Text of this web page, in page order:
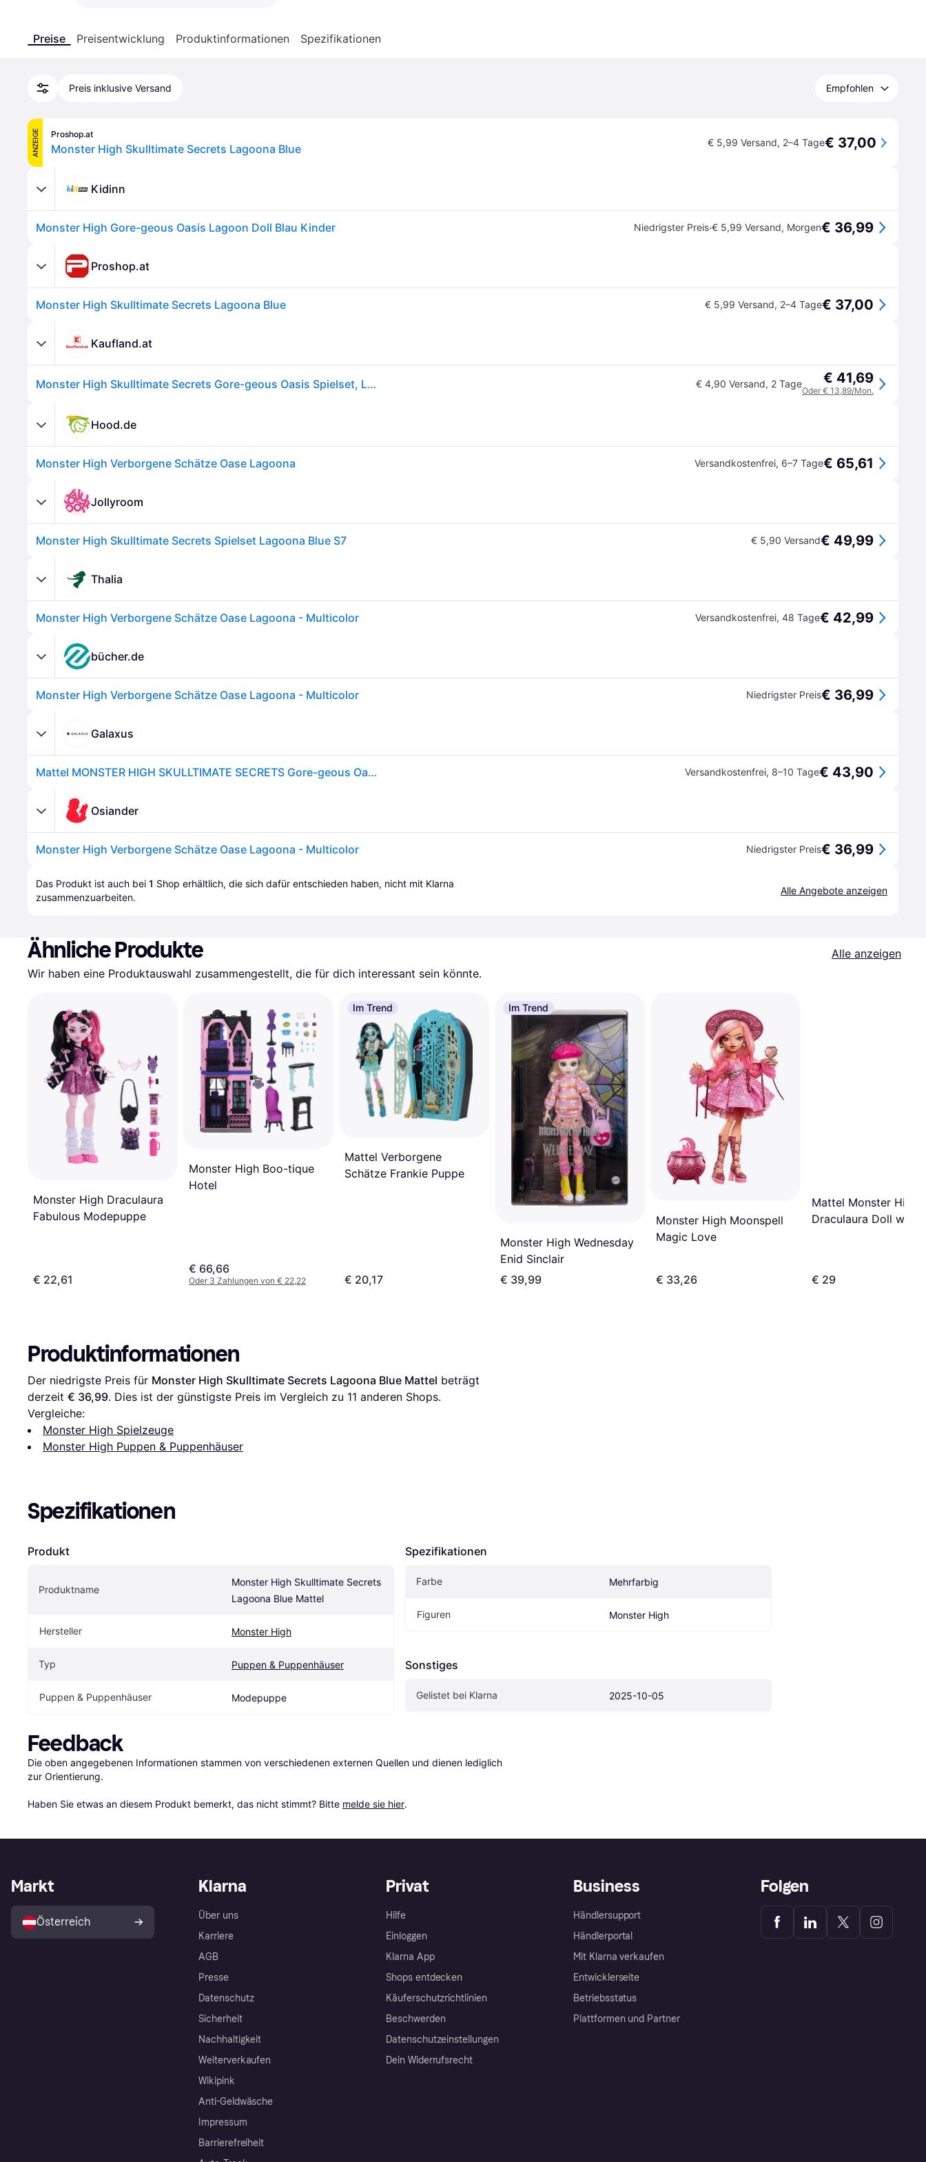
Preise Preisentwicklung Produktinformationen Spezifikationen
Preis inklusive Versand Empfohlen
ANZEIGE Proshop.at
Monster High Skulltimate Secrets Lagoona Blue € 5,99 Versand, 2–4 Tage€ 37,00
Kidinn
Monster High Gore-geous Oasis Lagoon Doll Blau Kinder Niedrigster Preis·€ 5,99 Versand, Morgen€ 36,99
Proshop.at
Monster High Skulltimate Secrets Lagoona Blue € 5,99 Versand, 2–4 Tage€ 37,00
Kaufland.at
Monster High Skulltimate Secrets Gore-geous Oasis Spielset, Lagoona Blue Puppe und Zubehörteile, Modepuppe, Weiblich, 4 Jahr(e), Junge/Mädchen, 320 mm, 700 g € 4,90 Versand, 2 Tage € 41,69
Oder € 13,89/Mon.
Hood.de
Monster High Verborgene Schätze Oase Lagoona Versandkostenfrei, 6–7 Tage€ 65,61
Jollyroom
Monster High Skulltimate Secrets Spielset Lagoona Blue S7 € 5,90 Versand€ 49,99
Thalia
Monster High Verborgene Schätze Oase Lagoona - Multicolor Versandkostenfrei, 48 Tage€ 42,99
bücher.de
Monster High Verborgene Schätze Oase Lagoona - Multicolor Niedrigster Preis€ 36,99
Galaxus
Mattel MONSTER HIGH SKULLTIMATE SECRETS Gore-geous Oasis Assortment Versandkostenfrei, 8–10 Tage€ 43,90
Osiander
Monster High Verborgene Schätze Oase Lagoona - Multicolor Niedrigster Preis€ 36,99
Das Produkt ist auch bei 1 Shop erhältlich, die sich dafür entschieden haben, nicht mit Klarna
zusammenzuarbeiten.
Alle Angebote anzeigen
Ähnliche Produkte
Alle anzeigen
Wir haben eine Produktauswahl zusammengestellt, die für dich interessant sein könnte.
Monster High Draculaura
Fabulous Modepuppe
€ 22,61
Monster High Boo-tique
Hotel
€ 66,66
Oder 3 Zahlungen von € 22,22
Im Trend
Mattel Verborgene
Schätze Frankie Puppe
€ 20,17
Im Trend
Monster High Wednesday
Enid Sinclair
€ 39,99
Monster High Moonspell
Magic Love
€ 33,26
Mattel Monster High
Draculaura Doll with
€ 29
Produktinformationen
Der niedrigste Preis für Monster High Skulltimate Secrets Lagoona Blue Mattel beträgt
derzeit € 36,99. Dies ist der günstigste Preis im Vergleich zu 11 anderen Shops.
Vergleiche:
Monster High Spielzeuge
Monster High Puppen & Puppenhäuser
Spezifikationen
Produkt
Produktname
Monster High Skulltimate Secrets
Lagoona Blue Mattel
Hersteller Monster High
Typ Puppen & Puppenhäuser
Puppen & Puppenhäuser Modepuppe
Spezifikationen
Farbe Mehrfarbig
Figuren Monster High
Sonstiges
Gelistet bei Klarna 2025-10-05
Feedback
Die oben angegebenen Informationen stammen von verschiedenen externen Quellen und dienen lediglich
zur Orientierung.
Haben Sie etwas an diesem Produkt bemerkt, das nicht stimmt? Bitte melde sie hier.
Klarna
Über uns
Karriere
AGB
Presse
Datenschutz
Sicherheit
Nachhaltigkeit
Weiterverkaufen
Wikipink
Anti-Geldwäsche
Impressum
Barrierefreiheit
Privat
Hilfe
Einloggen
Klarna App
Shops entdecken
Käuferschutzrichtlinien
Beschwerden
Datenschutzeinstellungen
Dein Widerrufsrecht
Business
Händlersupport
Händlerportal
Mit Klarna verkaufen
Entwicklerseite
Betriebsstatus
Plattformen und Partner
Markt
Österreich
Folgen